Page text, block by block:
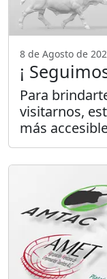
8 de Agosto de
¡
Para
visitarnos,
más